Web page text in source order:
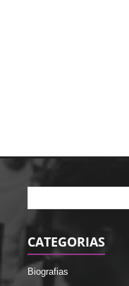
CATEGORIAS
Biografias